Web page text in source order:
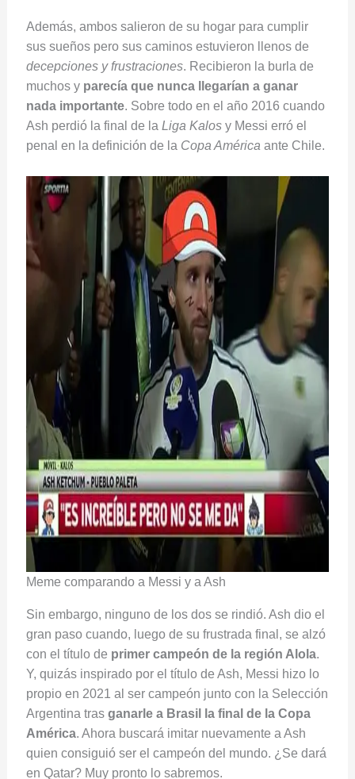
Además, ambos salieron de su hogar para cumplir
sus sueños pero sus caminos estuvieron llenos de
decepciones y frustraciones. Recibieron la burla de
muchos y parecía que nunca llegarían a ganar
nada importante. Sobre todo en el año 2016 cuando
Ash perdió la final de la Liga Kalosy Messi erró el
penal en la definición de la Copa América ante Chile.
Meme comparando a Messi y a Ash
Sin embargo, ninguno de los dos se rindió. Ash dio el
gran paso cuando, luego de su frustrada final, se alzó
con el título de primer campeón de la región Alola.
Y, quizás inspirado por el título de Ash, Messi hizo lo
propio en 2021 al ser campeón junto con la Selección
Argentina tras ganarle a Brasil la final de la Copa
América. Ahora buscará imitar nuevamente a Ash
quien consiguió ser el campeón del mundo. ¿Se dará
en Qatar? Muy pronto lo sabremos.